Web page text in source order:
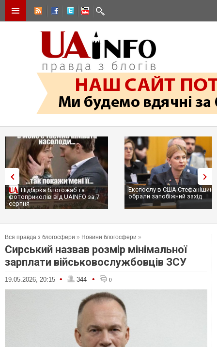
Підбірка блогожаб та
фотоприколів від UAINFO за 7
серпня
Експослу в США
обрали запобіжний захід
Вся правда з блогосфери » Новини блогосфери »
Сирський назвав розмір мінімальної
зарплати військовослужбовців ЗСУ
19.05.2026, 20:15 • 344 • 0